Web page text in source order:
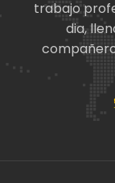
trabajo
dia,